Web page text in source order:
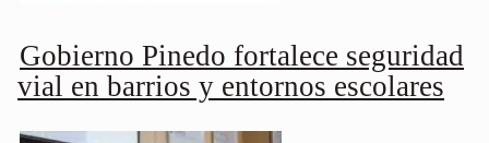
Gobierno Pinedo fortalece seguridad
vial en barrios y entornos escolares